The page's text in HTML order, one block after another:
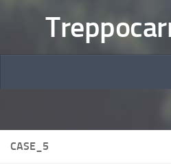
CASE_5